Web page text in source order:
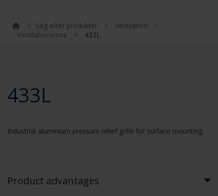
> Søg efter produkter > Ventilation
>
Ventilationsriste
> 433L
433L
Industrial aluminium pressure relief grille for surface mounting.
Product advantages